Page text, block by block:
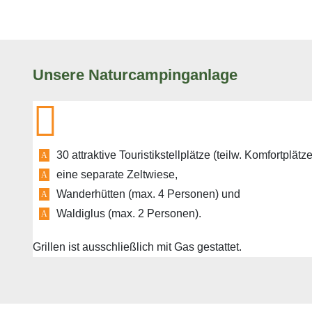
Unsere Naturcampinganlage
30 attraktive Touristikstellplätze (teilw.
eine separate Zeltwiese,
Wanderhütten (max. 4 Personen) und
Waldiglus (max. 2 Personen).
Grillen ist ausschließlich mit Gas gestattet.